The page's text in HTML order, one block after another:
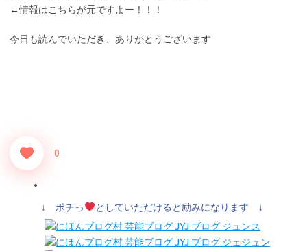
←情報はこちらが元ですよー！！！
今日も読んでいただき、ありがとうございます
0
↓ ポチっ としていただけると励みになります ↓